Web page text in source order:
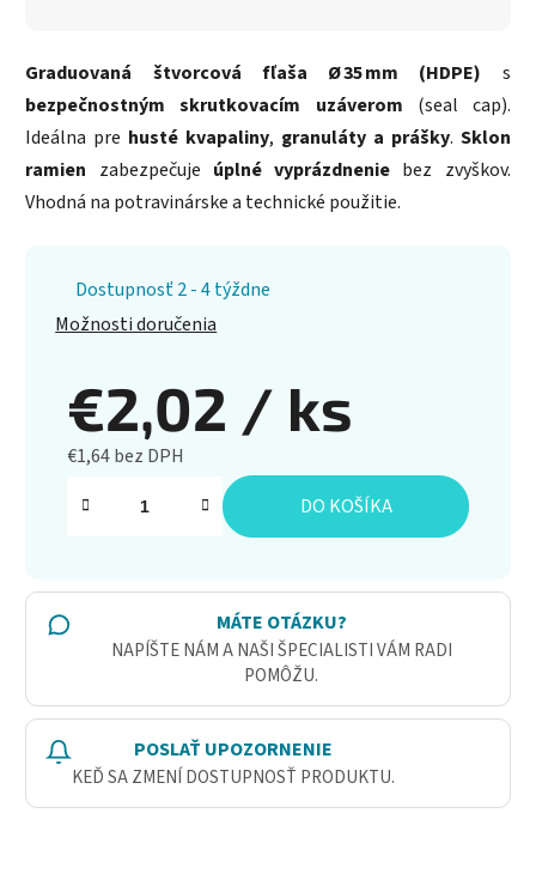
Graduovaná štvorcová fľaša Ø 35 mm (HDPE) s
bezpečnostným skrutkovacím uzáverom (seal cap).
Ideálna pre husté kvapaliny, granuláty a prášky. Sklon
ramien zabezpečuje úplné vyprázdnenie bez zvyškov.
Vhodná na potravinárske a technické použitie.
Dostupnosť 2 - 4 týždne
Možnosti doručenia
€2,02 / ks
€1,64 bez DPH
Jednotková cena:
DO KOŠÍKA
MÁTE OTÁZKU?
NAPÍŠTE NÁM A NAŠI ŠPECIALISTI VÁM RADI
POMÔŽU.
POSLAŤ UPOZORNENIE
KEĎ SA ZMENÍ DOSTUPNOSŤ PRODUKTU.